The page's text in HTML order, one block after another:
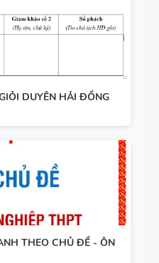
DUYÊN HẢI ĐỒNG
THEO CHỦ ĐỀ - ÔN